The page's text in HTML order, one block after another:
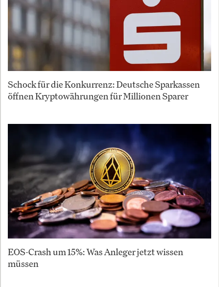
Schock für die Konkurrenz: Deutsche Sparkassen
öffnen Kryptowährungen für Millionen Sparer
EOS-Crash um 15%: Was Anleger jetzt wissen
müssen